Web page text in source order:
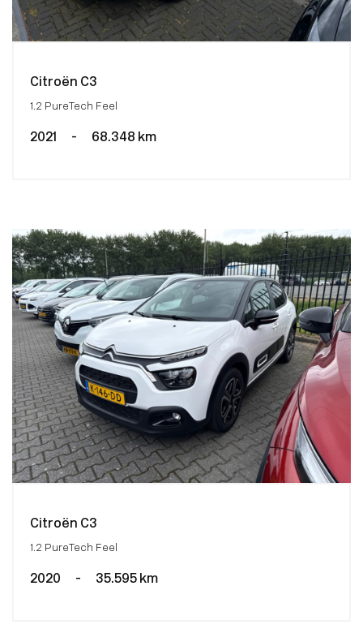
Citroën C3
1.2 PureTech Feel
2021 - 68.348 km
Citroën C3
1.2 PureTech Feel
2020 - 35.595 km